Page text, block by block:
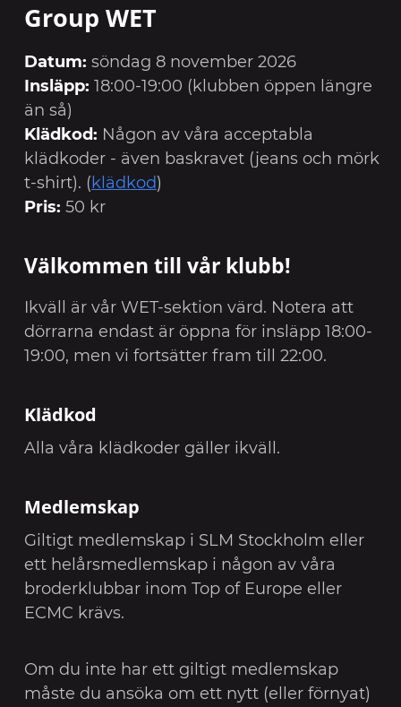
Group WET
Datum: söndag 8 november 2026
Insläpp: 18:00-19:00 (klubben öppen längre
än så)
Klädkod: Någon av våra acceptabla
klädkoder - även baskravet (jeans och mörk
t-shirt). (klädkod)
Pris: 50 kr
Välkommen till vår klubb!
Ikväll är vår WET-sektion värd. Notera att
dörrarna endast är öppna för insläpp 18:00-
19:00, men vi fortsätter fram till 22:00.
Klädkod
Alla våra klädkoder gäller ikväll.
Medlemskap
Giltigt medlemskap i SLM Stockholm eller
ett helårsmedlemskap i någon av våra
broderklubbar inom Top of Europe eller
ECMC krävs.
Om du inte har ett giltigt medlemskap
måste du ansöka om ett nytt (eller förnyat)